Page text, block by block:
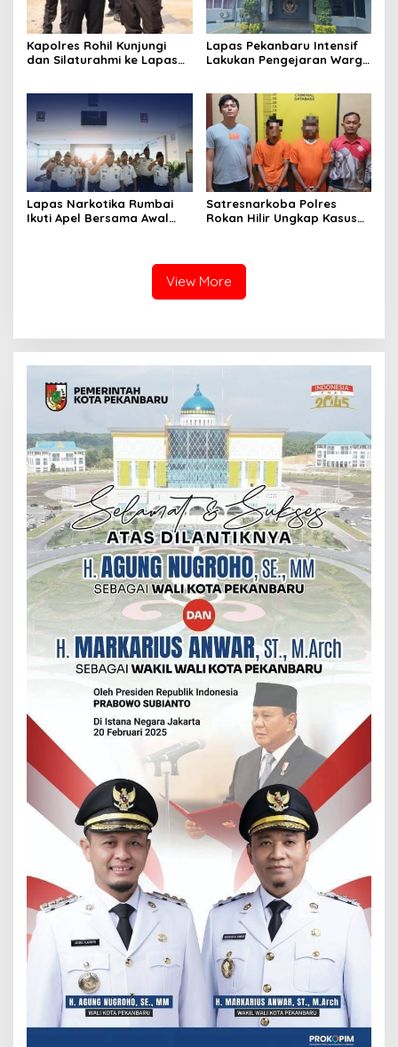
Kapolres Rohil Kunjungi
dan Silaturahmi ke Lapas
Lapas Pekanbaru Intensif
Lakukan Pengejaran Warga
Lapas, Kanwil, dan
Kepolisian
Lapas Narkotika Rumbai
Ikuti Apel Bersama Awal
Satresnarkoba Polres
Rokan Hilir Ungkap Kasus
View More